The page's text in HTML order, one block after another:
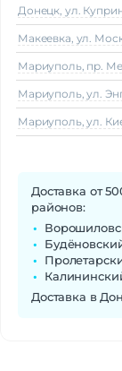
Донецк, ул.
Макеeвка, ул.
Мариуполь, пр.
Мариуполь, ул.
Мариуполь, ул.
Доставка от
районов:
Доставка в